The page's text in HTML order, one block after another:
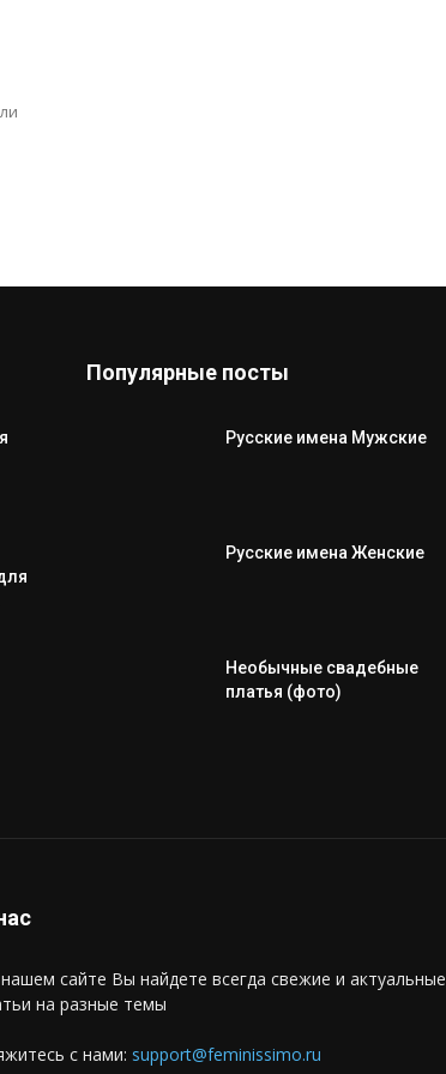
Популярные посты
Русские имена Мужские
Русские имена Женские
Необычные свадебные
платья (фото)
сайте Вы найдете всегда свежие и актуальные
на разные темы
с нами: support@feminissimo.ru